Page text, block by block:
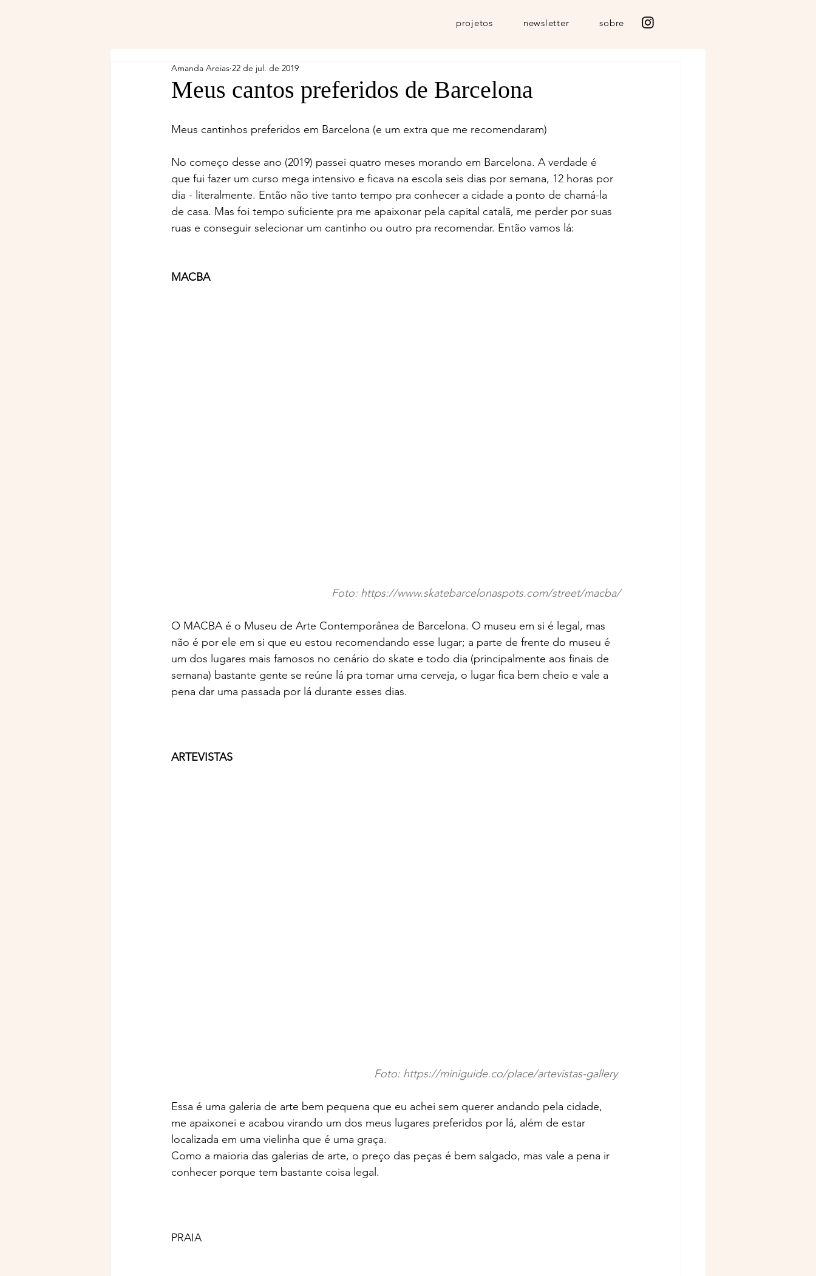
projetos newsletter sobre
Meus cantos preferidos de Barcelona
Amanda Areias 22 de jul. de 2019
Meus cantinhos preferidos em Barcelona (e um extra que me recomendaram)
No começo desse ano (2019) passei quatro meses morando em Barcelona. A verdade é
que fui fazer um curso mega intensivo e ficava na escola seis dias por semana, 12 horas por
dia - literalmente. Então não tive tanto tempo pra conhecer a cidade a ponto de chamá-la
de casa. Mas foi tempo suficiente pra me apaixonar pela capital catalã, me perder por suas
ruas e conseguir selecionar um cantinho ou outro pra recomendar. Então vamos lá:
MACBA
Foto: https://www.skatebarcelonaspots.com/street/macba/
O MACBA é o Museu de Arte Contemporânea de Barcelona. O museu em si é legal, mas
não é por ele em si que eu estou recomendando esse lugar; a parte de frente do museu é
um dos lugares mais famosos no cenário do skate e todo dia (principalmente aos finais de
semana) bastante gente se reúne lá pra tomar uma cerveja, o lugar fica bem cheio e vale a
pena dar uma passada por lá durante esses dias.
ARTEVISTAS
Foto: https://miniguide.co/place/artevistas-gallery
Essa é uma galeria de arte bem pequena que eu achei sem querer andando pela cidade,
me apaixonei e acabou virando um dos meus lugares preferidos por lá, além de estar
localizada em uma vielinha que é uma graça.
Como a maioria das galerias de arte, o preço das peças é bem salgado, mas vale a pena ir
conhecer porque tem bastante coisa legal.
PRAIA